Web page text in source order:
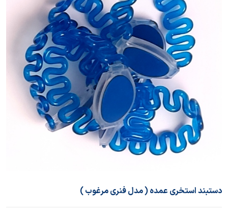
دستبند استخری عمده ( مدل فنری مرغوب )